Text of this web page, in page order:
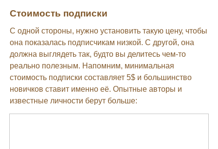
Стоимость подписки
С одной стороны, нужно установить такую цену, чтобы
она показалась подписчикам низкой. С другой, она
должна выглядеть так, будто вы делитесь чем-то
реально полезным. Напомним, минимальная
стоимость подписки составляет 5$ и большинство
новичков ставит именно её. Опытные авторы и
известные личности берут больше: